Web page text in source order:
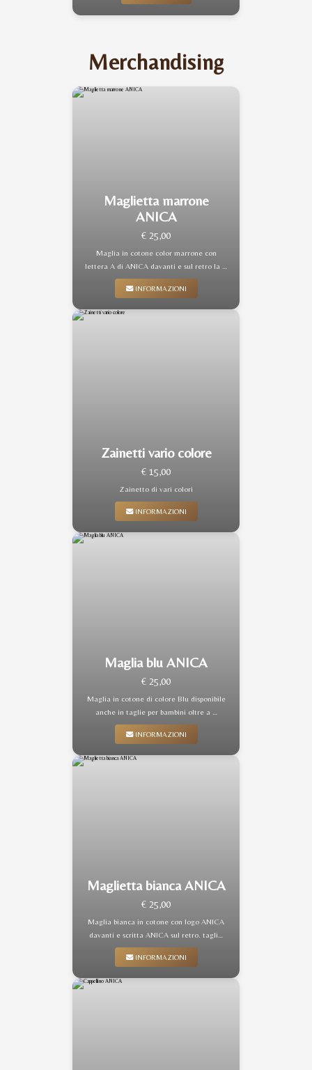
Merchandising
Maglietta marrone
ANICA
€ 25,00
Maglia in cotone color marrone con
lettera A di ANICA davanti e sul retro la …
INFORMAZIONI
Zainetti vario colore
€ 15,00
Zainetto di vari colori
INFORMAZIONI
Maglia blu ANICA
€ 25,00
Maglia in cotone di colore Blu disponibile
anche in taglie per bambini oltre a …
INFORMAZIONI
Maglietta bianca ANICA
€ 25,00
Maglia bianca in cotone con logo ANICA
davanti e scritta ANICA sul retro. tagli…
INFORMAZIONI